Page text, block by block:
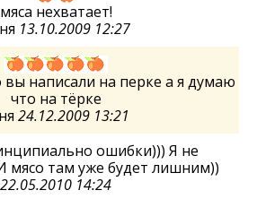
мяса нехватает!
13.10.2009 12:27
вы написали на перке а я думаю
что на тёрке
24.12.2009 13:21
ошибки))) Я не
мясо там уже будет лишним))
22.05.2010 14:24